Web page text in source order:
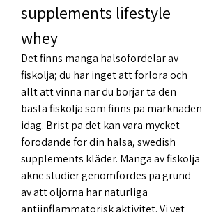
supplements lifestyle
whey
Det finns manga halsofordelar av
fiskolja; du har inget att forlora och
allt att vinna nar du borjar ta den
basta fiskolja som finns pa marknaden
idag. Brist pa det kan vara mycket
forodande for din halsa, swedish
supplements kläder. Manga av fiskolja
akne studier genomfordes pa grund
av att oljorna har naturliga
antiinflammatorisk aktivitet. Vi vet